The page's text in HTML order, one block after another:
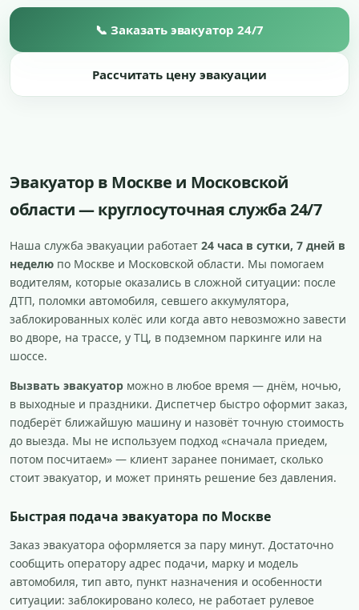
📞 Заказать эвакуатор 24/7
Рассчитать цену эвакуации
Эвакуатор в Москве и Московской
области — круглосуточная служба 24/7
Наша служба эвакуации работает 24 часа в сутки, 7 дней в
неделю по Москве и Московской области. Мы помогаем
водителям, которые оказались в сложной ситуации: после
ДТП, поломки автомобиля, севшего аккумулятора,
заблокированных колёс или когда авто невозможно завести
во дворе, на трассе, у ТЦ, в подземном паркинге или на
шоссе.
Вызвать эвакуатор можно в любое время — днём, ночью,
в выходные и праздники. Диспетчер быстро оформит заказ,
подберёт ближайшую машину и назовёт точную стоимость
до выезда. Мы не используем подход «сначала приедем,
потом посчитаем» — клиент заранее понимает, сколько
стоит эвакуатор, и может принять решение без давления.
Быстрая подача эвакуатора по Москве
Заказ эвакуатора оформляется за пару минут. Достаточно
сообщить оператору адрес подачи, марку и модель
автомобиля, тип авто, пункт назначения и особенности
ситуации: заблокировано колесо, не работает рулевое